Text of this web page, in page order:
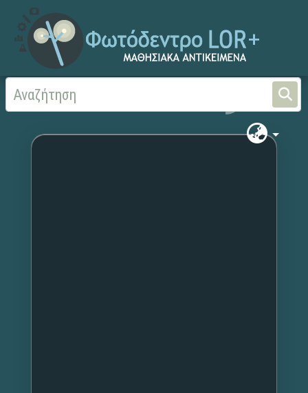
Αρχική Χωρίς τίτλο